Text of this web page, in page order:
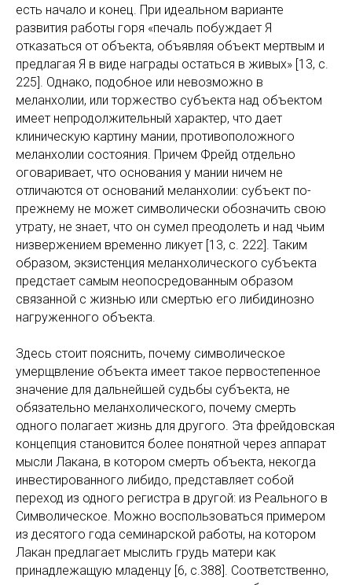
есть начало и конец. При идеальном варианте
развития работы горя «печаль побуждает Я
отказаться от объекта, объявляя объект мертвым и
предлагая Я в виде награды остаться в живых» [13, с.
225]. Однако, подобное или невозможно в
меланхолии, или торжество субъекта над объектом
имеет непродолжительный характер, что дает
клиническую картину мании, противоположного
меланхолии состояния. Причем Фрейд отдельно
оговаривает, что основания у мании ничем не
отличаются от оснований меланхолии: субъект по-
прежнему не может символически обозначить свою
утрату, не знает, что он сумел преодолеть и над чьим
низвержением временно ликует [13, с. 222]. Таким
образом, экзистенция меланхолического субъекта
предстает самым неопосредованным образом
связанной с жизнью или смертью его либидинозно
нагруженного объекта.
Здесь стоит пояснить, почему символическое
умерщвление объекта имеет такое первостепенное
значение для дальнейшей судьбы субъекта, не
обязательно меланхолического, почему смерть
одного полагает жизнь для другого. Эта фрейдовская
концепция становится более понятной через аппарат
мысли Лакана, в котором смерть объекта, некогда
инвестированного либидо, представляет собой
переход из одного регистра в другой: из Реального в
Символическое. Можно воспользоваться примером
из десятого года семинарской работы, на котором
Лакан предлагает мыслить грудь матери как
принадлежащую младенцу [6, с.388]. Соответственно,